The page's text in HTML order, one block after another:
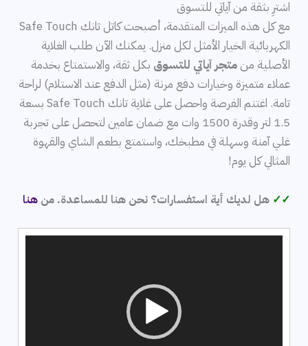
اشترِ بثقة من آياتي للتسوق
مع كل هذه الميزات المتقدمة، أصبحت كاتل تانك Safe Touch
الكهربائية الخيار الأمثل لكل منزل. يمكنك الآن طلب الغلاية
الأصلية منمتجر آياتي للتسوق بكل ثقة، والاستمتاع بخدمة
عملاء متميزة وخيارات دفع مرنة (مثل الدفع عند الاستلام) لراحة
تامة. اغتنم الفرصة واحصل على غلاية تانك Safe Touch بسعة
1.5 لتر وقدرة 1500 وات مع ضمان عامين لتحصل على تجربة
غلي آمنة وسهلة في مطبخك، واستمتع بطعم الشاي والقهوة
المثالي كل يوم!
✓✓ هل لديك أية استفسارات؟ نحن هنا للمساعدة. منهنا